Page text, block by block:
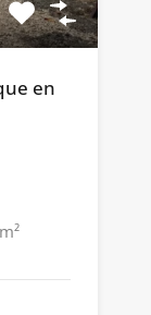
en
m²